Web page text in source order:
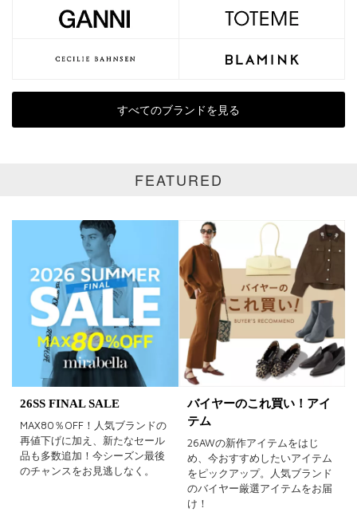
全て 通常商品
受注生産
カラー
ブラック グレー
ベージュ ブラウン オレンジ
イエロー レッド ピンク
パープル グリーン ブルー
すべてのブランドを見る
FEATURED
26SS FINAL SALE
MAX80％OFF！人気ブランドの
再値下げに加え、新たなセール
品も多数追加！今シーズン最後
のチャンスをお見逃しなく。
バイヤーのこれ買い！アイ
テム
26AWの新作アイテムをはじ
め、今おすすめしたいアイテム
をピックアップ。人気ブランド
のバイヤー厳選アイテムをお届
け！